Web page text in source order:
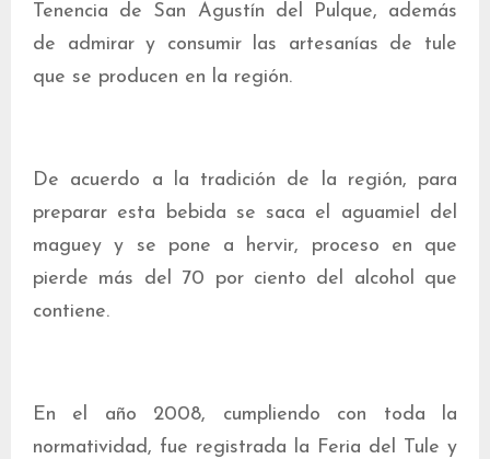
Tenencia de San Agustín del Pulque, además
de admirar y consumir las artesanías de tule
que se producen en la región.
De acuerdo a la tradición de la región, para
preparar esta bebida se saca el aguamiel del
maguey y se pone a hervir, proceso en que
pierde más del 70 por ciento del alcohol que
contiene.
En el año 2008, cumpliendo con toda la
normatividad, fue registrada la Feria del Tule y